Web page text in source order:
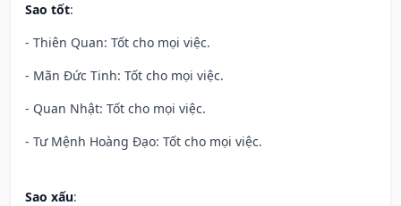
Sao tốt:
- Thiên Quan: Tốt cho mọi việc.
- Mãn Đức Tinh: Tốt cho mọi việc.
- Quan Nhật: Tốt cho mọi việc.
- Tư Mệnh Hoàng Đạo: Tốt cho mọi việc.
Sao xấu: